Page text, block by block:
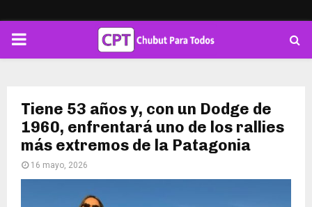
PRIMARY
Tiene 53 años y, con un Dodge de
1960, enfrentará uno de los rallies
más extremos de la Patagonia
16 mayo, 2026